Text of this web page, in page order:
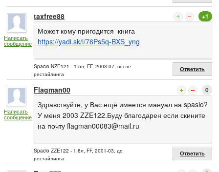
Написать
сообщение
taxfree88 +1
Может кому пригодится книга
https://yadi.sk/i/76Ps5q-BXS_yng
Spacio NZE121 - 1.5л, FF, 2003-07, после
рестайлинга
Ответить
Написать
сообщение
Flagman00 0
Здравствуйте, у Вас ещё имеется мануал на spasio?
У меня 2003 ZZE122.Буду благодарен если скините
на почту flagman00083@mail.ru
Spacio ZZE122 - 1.8л, FF, 2001-03, до
рестайлинга
Ответить